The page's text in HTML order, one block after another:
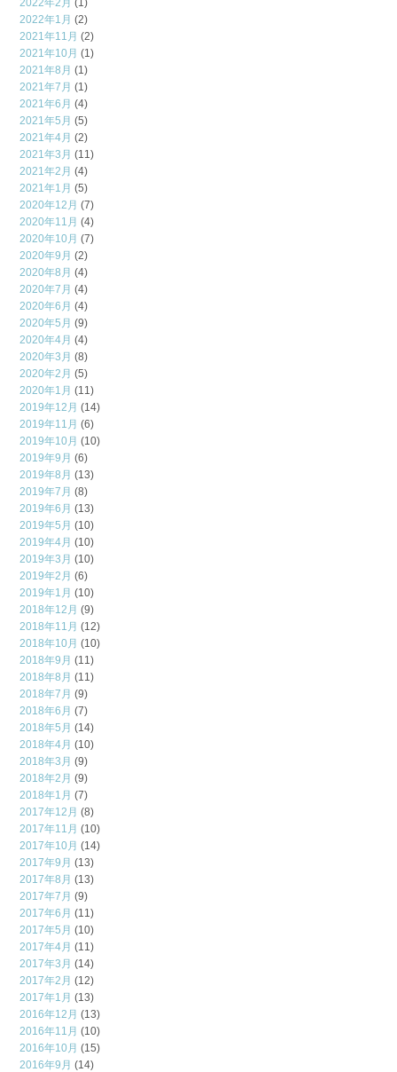
2022年2月 (1)
2022年1月 (2)
2021年11月 (2)
2021年10月 (1)
2021年8月 (1)
2021年7月 (1)
2021年6月 (4)
2021年5月 (5)
2021年4月 (2)
2021年3月 (11)
2021年2月 (4)
2021年1月 (5)
2020年12月 (7)
2020年11月 (4)
2020年10月 (7)
2020年9月 (2)
2020年8月 (4)
2020年7月 (4)
2020年6月 (4)
2020年5月 (9)
2020年4月 (4)
2020年3月 (8)
2020年2月 (5)
2020年1月 (11)
2019年12月 (14)
2019年11月 (6)
2019年10月 (10)
2019年9月 (6)
2019年8月 (13)
2019年7月 (8)
2019年6月 (13)
2019年5月 (10)
2019年4月 (10)
2019年3月 (10)
2019年2月 (6)
2019年1月 (10)
2018年12月 (9)
2018年11月 (12)
2018年10月 (10)
2018年9月 (11)
2018年8月 (11)
2018年7月 (9)
2018年6月 (7)
2018年5月 (14)
2018年4月 (10)
2018年3月 (9)
2018年2月 (9)
2018年1月 (7)
2017年12月 (8)
2017年11月 (10)
2017年10月 (14)
2017年9月 (13)
2017年8月 (13)
2017年7月 (9)
2017年6月 (11)
2017年5月 (10)
2017年4月 (11)
2017年3月 (14)
2017年2月 (12)
2017年1月 (13)
2016年12月 (13)
2016年11月 (10)
2016年10月 (15)
2016年9月 (14)